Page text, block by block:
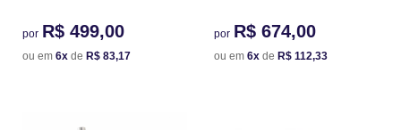
por R$ 499,00
ou em 6x de R$ 83,17
por R$ 674,00
ou em 6x de R$ 112,33